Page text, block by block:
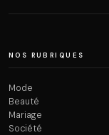
NOS RUBRIQUES
Mode
Beauté
Mariage
Société